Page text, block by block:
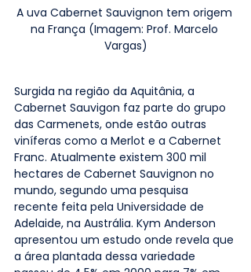
A uva Cabernet Sauvignon tem origem
na França (Imagem: Prof. Marcelo
Vargas)
Surgida na região da Aquitânia, a
Cabernet Sauvigon faz parte do grupo
das Carmenets, onde estão outras
viníferas como a Merlot e a Cabernet
Franc. Atualmente existem 300 mil
hectares de Cabernet Sauvignon no
mundo, segundo uma pesquisa
recente feita pela Universidade de
Adelaide, na Austrália. Kym Anderson
apresentou um estudo onde revela que
a área plantada dessa variedade